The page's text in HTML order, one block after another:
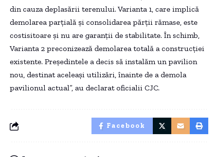
din cauza deplasării terenului. Varianta 1, care implică
demolarea parțială și consolidarea părții rămase, este
costisitoare și nu are garanții de stabilitate. În schimb,
Varianta 2 preconizează demolarea totală a construcției
existente. Președintele a decis să instalăm un pavilion
nou, destinat aceleași utilizări, înainte de a demola
pavilionul actual”, au declarat oficialii CJC.
Facebook